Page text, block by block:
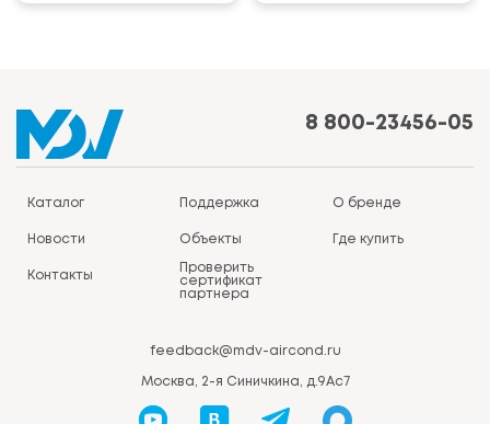
8 800-23456-05
Каталог Поддержка О бренде
Новости Объекты Где купить
Контакты
Проверить
сертификат
партнера
feedback@mdv-aircond.ru
Москва, 2-я Синичкина, д.9Ас7